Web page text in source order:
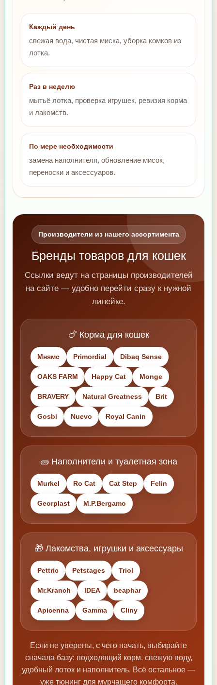
Каждый день
свежая вода, чистая миска, уборка комков из
лотка.
Раз в неделю
мытьё лотка, проверка игрушек, ревизия корма
и лакомств.
По мере необходимости
замена наполнителя, обновление мисок,
переноски и аксессуаров.
Производители из нашего ассортимента
Бренды товаров для кошек
Ссылки ведут на страницы производителей
на сайте — удобно перейти сразу к нужной
линейке.
🍗 Корма для кошек
Мнямс Primordial Dibaq Sense
OAKS FARM Happy Cat Monge
BRAVERY Natural Greatness Brit
Gosbi Nuevo Royal Canin
🧱 Наполнители и туалетная зона
Murkel Ro Cat Cat Step Felin
Georplast M.P.Bergamo
🎁 Лакомства, игрушки и аксессуары
Pettric Petstages Triol
Mr.Kranch IDEA beaphar
Apicenna Gamma Cliny
Если не уверены, с чего начать, выбирайте
сначала базу: подходящий корм, свежую воду,
удобный лоток и наполнитель. Всё остальное —
уже тюнинг для мурчащего комфорта.